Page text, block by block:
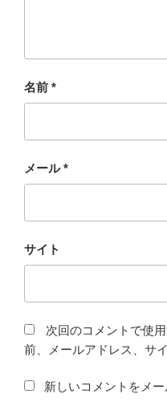
名前 *
メール*
サイト
次回のコメントで使
前、メールアドレス、サ
新しいコメントをメ